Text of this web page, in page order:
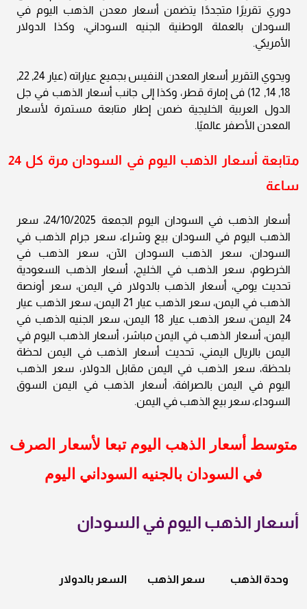
دوري تقريرًا متجددًا يتضمن أسعار معدن الذهب اليوم في
السودان بالعملة الوطنية الجنيه السوداني، وكذا الدولار
الأمريكي.
ويحوي التقرير أسعار المعدن النفيس بجميع عياراته (عيار 24, 22,
18, 14, 12) فى إمارة قطر، وكذا إلى جانب أسعار الذهب في جل
الدول العربية الخليجية ضمن إطار متابعة مستمرة لأسعار
المعدن الأصفر عالميًا.
متابعة أسعار الذهب اليوم في السودان مرة كل 24
ساعة
أسعار الذهب في السودان اليوم الجمعة 24/10/2025، سعر
الذهب اليوم في السودان بيع وشراء، سعر جرام الذهب في
السودان، سعر الذهب السودان الآن، سعر الذهب في
الخرطوم، سعر الذهب في الخليج، أسعار الذهب السعودية
تحديث يومي، أسعار الذهب بالدولار في اليمن، سعر أونصة
الذهب في اليمن، سعر الذهب عيار 21 اليمن، سعر الذهب عيار
24 اليمن، سعر الذهب عيار 18 اليمن، سعر الجنيه الذهب في
اليمن، أسعار الذهب في اليمن مباشر، أسعار الذهب اليوم في
اليمن بالريال اليمني، تحديث أسعار الذهب في اليمن لحظة
بلحظة، سعر الذهب في اليمن مقابل الدولار، سعر الذهب
اليوم في اليمن بالصرافة، أسعار الذهب في اليمن السوق
السوداء، سعر بيع الذهب في اليمن.
متوسط أسعار الذهب اليوم تبعا لأسعار الصرف
في السودان بالجنيه السوداني اليوم
أسعار الذهب اليوم في السودان
وحدة الذهب سعر الذهب السعر بالدولار